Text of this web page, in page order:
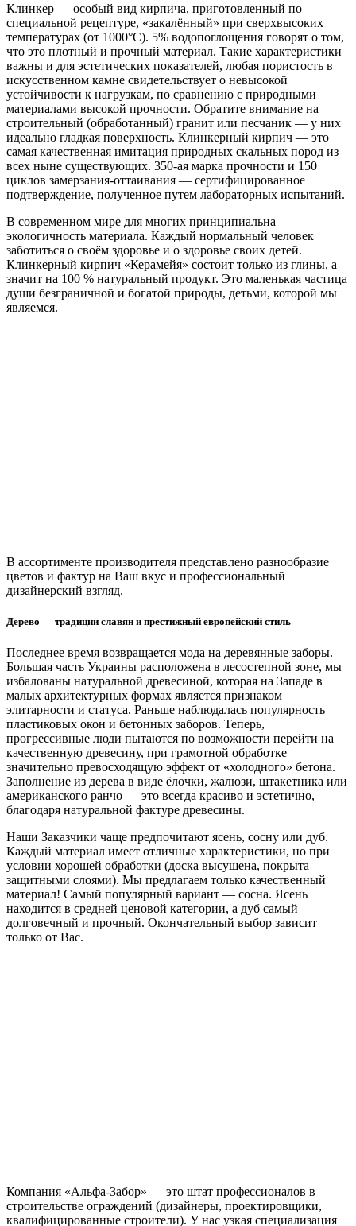
Клинкер — особый вид кирпича, приготовленный по
специальной рецептуре, «закалённый» при сверхвысоких
температурах (от 1000°C). 5% водопоглощения говорят о том,
что это плотный и прочный материал. Такие характеристики
важны и для эстетических показателей, любая пористость в
искусственном камне свидетельствует о невысокой
устойчивости к нагрузкам, по сравнению с природными
материалами высокой прочности. Обратите внимание на
строительный (обработанный) гранит или песчаник — у них
идеально гладкая поверхность. Клинкерный кирпич — это
самая качественная имитация природных скальных пород из
всех ныне существующих. 350-ая марка прочности и 150
циклов замерзания-оттаивания — сертифицированное
подтверждение, полученное путем лабораторных испытаний.
В современном мире для многих принципиальна
экологичность материала. Каждый нормальный человек
заботиться о своём здоровье и о здоровье своих детей.
Клинкерный кирпич «Керамейя» состоит только из глины, а
значит на 100 % натуральный продукт. Это маленькая частица
души безграничной и богатой природы, детьми, которой мы
являемся.
В ассортименте производителя представлено разнообразие
цветов и фактур на Ваш вкус и профессиональный
дизайнерский взгляд.
Дерево — традиции славян и престижный европейский стиль
Последнее время возвращается мода на деревянные заборы.
Большая часть Украины расположена в лесостепной зоне, мы
избалованы натуральной древесиной, которая на Западе в
малых архитектурных формах является признаком
элитарности и статуса. Раньше наблюдалась популярность
пластиковых окон и бетонных заборов. Теперь,
прогрессивные люди пытаются по возможности перейти на
качественную древесину, при грамотной обработке
значительно превосходящую эффект от «холодного» бетона.
Заполнение из дерева в виде ёлочки, жалюзи, штакетника или
американского ранчо — это всегда красиво и эстетично,
благодаря натуральной фактуре древесины.
Наши Заказчики чаще предпочитают ясень, сосну или дуб.
Каждый материал имеет отличные характеристики, но при
условии хорошей обработки (доска высушена, покрыта
защитными слоями). Мы предлагаем только качественный
материал! Самый популярный вариант — сосна. Ясень
находится в средней ценовой категории, а дуб самый
долговечный и прочный. Окончательный выбор зависит
только от Вас.
Компания «Альфа-Забор» — это штат профессионалов в
строительстве ограждений (дизайнеры, проектировщики,
квалифицированные строители). У нас узкая специализация